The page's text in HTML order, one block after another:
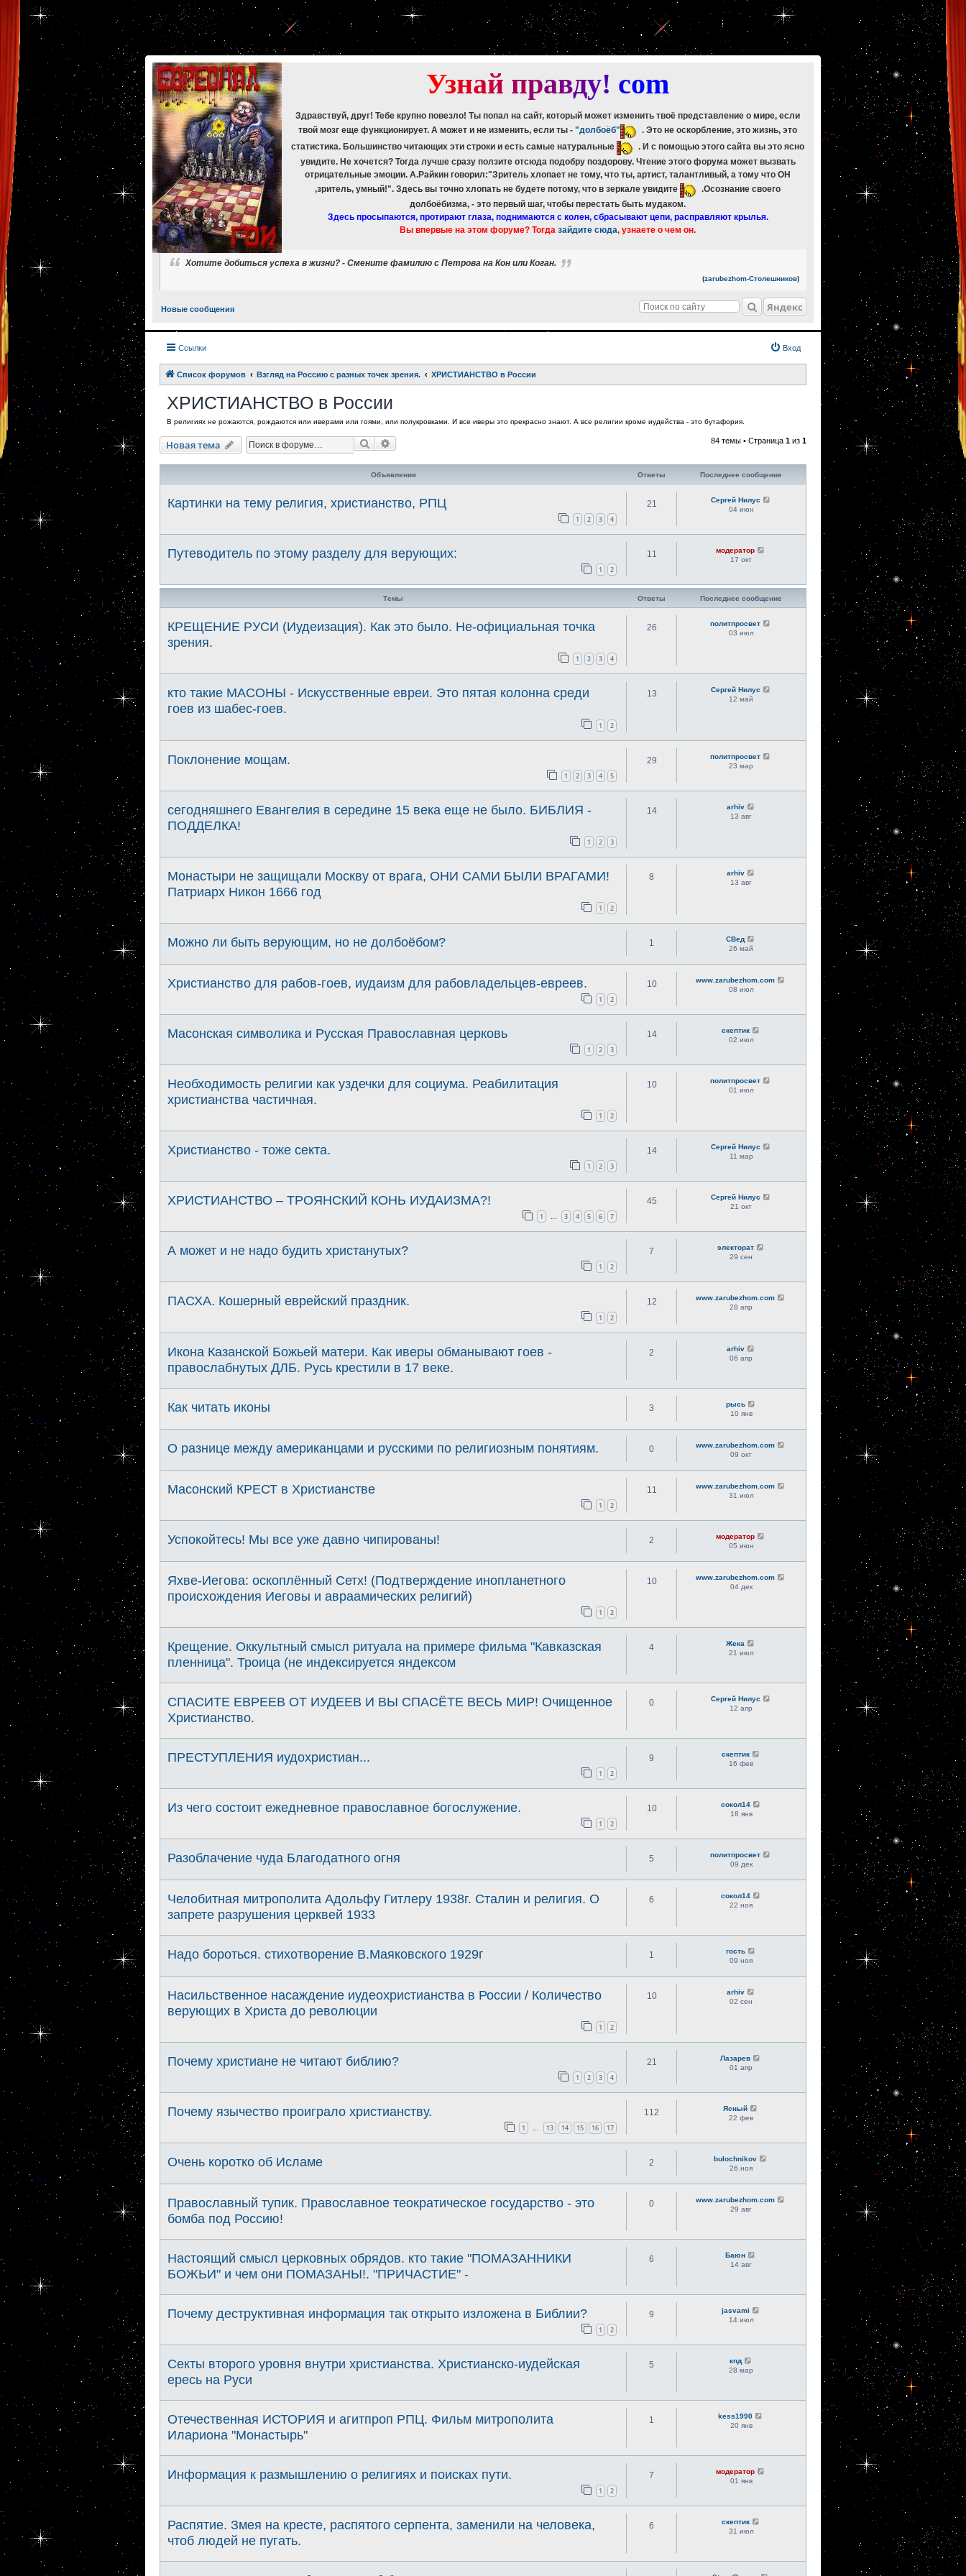
[phpBB Debug] PHP Warning : in file [ROOT]/phpbb/db/driver/mysqli.php
mysqli_fetch_assoc(): Couldn't fetch mysqli_result
[phpBB Debug] PHP Warning
[ROOT]/phpbb/db/driver/mysqli.php
mysqli_free_result(): Couldn't fetch mysqli_result
[phpBB Debug] PHP Warning
: in file [ROOT]/phpbb/db/driver/mysqli.php 265 :mysqli_fetch_assoc(): Couldn't fetch mysqli_result
[phpBB Debug] PHP Warning
: in file [ROOT]/phpbb/db/driver/mysqli.php on line 329 :mysqli_free_result(): Couldn't fetch mysqli_result
[phpBB Debug] PHP Warning
[ROOT]/phpbb/db/driver/mysqli.php on line 265 : mysqli_fetch_assoc(): Couldn't fetch mysqli_result
[phpBB Debug] PHP Warning
[ROOT]/phpbb/db/driver/mysqli.php on line mysqli_free_result(): Couldn't fetch mysqli_result
Узнай правду! com
Здравствуй, друг! Тебе крупно повезло! Ты попал на сайт, который может изменить твоё представление о мире, если
твой мозг еще функционирует. А может и не изменить, если ты - "долбоёб"
. Это не оскорбление, это жизнь, это
статистика. Большинство читающих эти строки и есть самые натуральные
. И с помощью этого сайта вы это ясно
увидите. Не хочется? Тогда лучше сразу ползите отсюда подобру поздорову. Чтение этого форума может вызвать
отрицательные эмоции. А.Райкин говорил:"Зритель хлопает не тому, что ты, артист, талантливый, а тому что ОН
,зритель, умный!". Здесь вы точно хлопать не будете потому, что в зеркале увидите
.Осознание своего
долбоёбизма, - это первый шаг, чтобы перестать быть мудаком.
Здесь просыпаются, протирают глаза, поднимаются с колен, сбрасывают цепи, расправляют крылья.
Вы впервые на этом форуме? Тогда зайдите сюда, узнаете о чем он.
Хотите добиться успеха в жизни? - Смените фамилию с Петрова на Кон или Коган.
(zarubezhom-Столешников)
Новые сообщения Яндекс
Ссылки Вход
Список форумов Взгляд на Россию с разных точек зрения. ХРИСТИАНСТВО в России
ХРИСТИАНСТВО в России
В религиях не рожаются, рождаются или иверами или гоями, или полукровками. И все иверы это прекрасно знают. А все религии кроме иудейства - это бутафория.
Новая тема Поиск 84 темы • Страница 1 из 1
Объявления Ответы Последнее сообщение
Картинки на тему религия, христианство, РПЦ
1 2 3 4
21
Сергей Нилус
04 июн
Путеводитель по этому разделу для верующих:
1 2
11
модератор
17 окт
Темы Ответы Последнее сообщение
КРЕЩЕНИЕ РУСИ (Иудеизация). Как это было. Не-официальная точка
зрения.
1 2 3 4
26
политпросвет
03 июл
кто такие МАСОНЫ - Искусственные евреи. Это пятая колонна среди
гоев из шабес-гоев.
1 2
13
Сергей Нилус
12 май
Поклонение мощам.
1 2 3 4 5
29
политпросвет
23 мар
сегодняшнего Евангелия в середине 15 века еще не было. БИБЛИЯ -
ПОДДЕЛКА!
1 2 3
14
arhiv
13 авг
Монастыри не защищали Москву от врага, ОНИ САМИ БЫЛИ ВРАГАМИ!
Патриарх Никон 1666 год
1 2
8
arhiv
13 авг
Можно ли быть верующим, но не долбоёбом? 1
СВед
26 май
Христианство для рабов-гоев, иудаизм для рабовладельцев-евреев.
1 2
10
www.zarubezhom.com
08 июл
Масонская символика и Русская Православная церковь
1 2 3
14
скептик
02 июл
Необходимость религии как уздечки для социума. Реабилитация
христианства частичная.
1 2
10
политпросвет
01 июл
Христианство - тоже секта.
1 2 3
14
Сергей Нилус
11 мар
ХРИСТИАНСТВО – ТРОЯНСКИЙ КОНЬ ИУДАИЗМА?!
1 … 3 4 5 6 7
45
Сергей Нилус
21 окт
А может и не надо будить христанутых?
1 2
7
электорат
29 сен
ПАСХА. Кошерный еврейский праздник.
1 2
12
www.zarubezhom.com
28 апр
Икона Казанской Божьей матери. Как иверы обманывают гоев -
правослабнутых ДЛБ. Русь крестили в 17 веке.
2
arhiv
06 апр
Как читать иконы 3
рысь
10 янв
О разнице между американцами и русскими по религиозным понятиям. 0
www.zarubezhom.com
09 окт
Масонский КРЕСТ в Христианстве
1 2
11
www.zarubezhom.com
31 июл
Успокойтесь! Мы все уже давно чипированы! 2
модератор
05 июн
Яхве-Иегова: оскоплённый Сетх! (Подтверждение инопланетного
происхождения Иеговы и авраамических религий)
1 2
10
www.zarubezhom.com
04 дек
Крещение. Оккультный смысл ритуала на примере фильма "Кавказская
пленница". Троица (не индексируется яндексом
4
Жека
21 июл
СПАСИТЕ ЕВРЕЕВ ОТ ИУДЕЕВ И ВЫ СПАСЁТЕ ВЕСЬ МИР! Очищенное
Христианство.
0
Сергей Нилус
12 апр
ПРЕСТУПЛЕНИЯ иудохристиан...
1 2
9
скептик
16 фев
Из чего состоит ежедневное православное богослужение.
1 2
10
сокол14
18 янв
Разоблачение чуда Благодатного огня 5
политпросвет
09 дек
Челобитная митрополита Адольфу Гитлеру 1938г. Сталин и религия. О
запрете разрушения церквей 1933
6
сокол14
22 ноя
Надо бороться. стихотворение В.Маяковского 1929г 1
гость
09 ноя
Насильственное насаждение иудеохристианства в России / Количество
верующих в Христа до революции
1 2
10
arhiv
02 сен
Почему христиане не читают библию?
1 2 3 4
21
Лазарев
01 апр
Почему язычество проиграло христианству.
1 … 13 14 15 16 17
112
Ясный
22 фев
Очень коротко об Исламе 2
bulochnikov
26 ноя
Православный тупик. Православное теократическое государство - это
бомба под Россию!
0
www.zarubezhom.com
29 авг
Настоящий смысл церковных обрядов. кто такие "ПОМАЗАННИКИ
БОЖЬИ" и чем они ПОМАЗАНЫ!. "ПРИЧАСТИЕ" -
6
Баюн
14 авг
Почему деструктивная информация так открыто изложена в Библии?
1 2
9
jasvami
14 июл
Секты второго уровня внутри христианства. Христианско-иудейская
ересь на Руси
5
кпд
28 мар
Отечественная ИСТОРИЯ и агитпроп РПЦ. Фильм митрополита
Илариона "Монастырь"
1
kess1990
20 янв
Информация к размышлению о религиях и поисках пути.
1 2
7
модератор
01 янв
Распятие. Змея на кресте, распятого серпента, заменили на человека,
чтоб людей не пугать.
6
скептик
31 июл